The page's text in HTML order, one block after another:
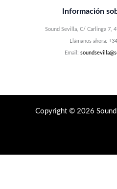
Información
Sound Sevilla, C/ Carlinga 7,
Llámanos ahora:
Email:
Copyright © 2026 Sound